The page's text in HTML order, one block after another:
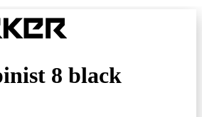
8 black